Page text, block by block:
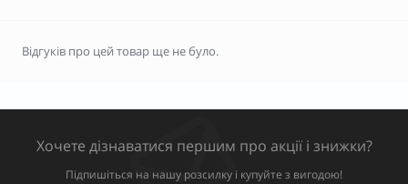
Відгуків про цей товар ще не було.
Хочете дізнаватися першим про акції і знижки?
Підпишіться на нашу розсилку і купуйте з вигодою!